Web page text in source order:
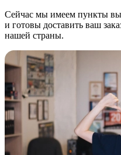
Сейчас мы имеем пункты
и готовы доставить ваш
нашей страны.